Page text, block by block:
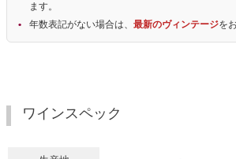
ます。
年数表記がない場合は、 最新のヴィンテージを
ワインスペック